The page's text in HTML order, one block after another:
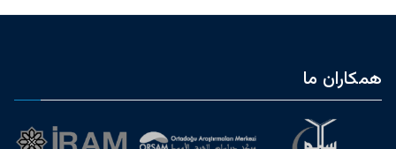
همکاران ما